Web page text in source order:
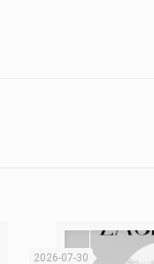
2026-07-30